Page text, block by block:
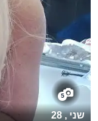
5
שני , 28